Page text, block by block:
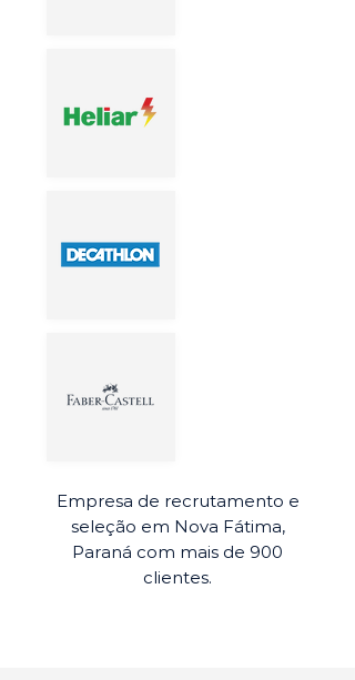
Empresa de recrutamento e
seleção em Nova Fátima,
Paraná com mais de 900
clientes.